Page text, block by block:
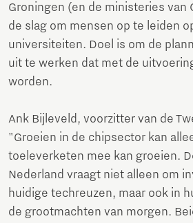
Groningen (en de ministeries van
de slag om mensen op te leiden
universiteiten. Doel is om de
uit te werken dat met de
worden.
Ank Bijleveld, voorzitter van de
"Groeien in de chipsector kan
toeleverketen mee kan groeien.
Nederland vraagt niet alleen om
huidige techreuzen, maar ook in
de grootmachten van morgen.